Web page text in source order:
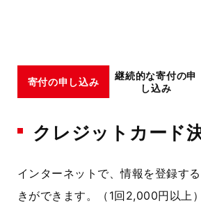
寄付の申し込み
継続的な寄付の申
し込み
クレジットカード
インターネットで、情報を登録す
きができます。（1回2,000円以上）